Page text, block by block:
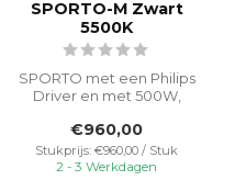
SPORTO-M Zwart
5500K
SPORTO met een Philips
Driver en met 500W,
efficiënt met ...
€960,00
Stukprijs: €960,00 / Stuk
2 - 3 Werkdagen